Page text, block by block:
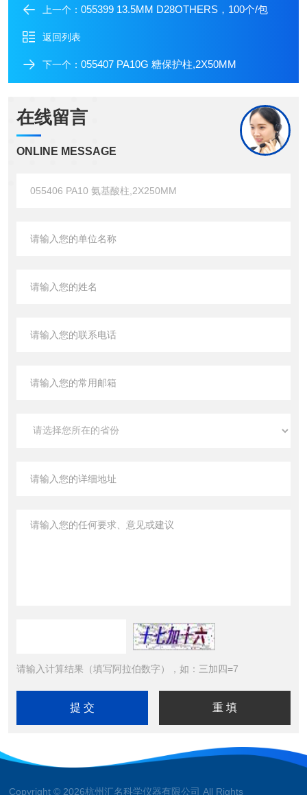
上一个： 055399 13.5MM D28OTHERS，100个/包
返回列表
下一个： 055407 PA10G 糖保护柱,2X50MM
在线留言
ONLINE MESSAGE
请输入计算结果（填写阿拉伯数字），如：三加四=7
Copyright © 2026杭州汇名科学仪器有限公司 All Rights